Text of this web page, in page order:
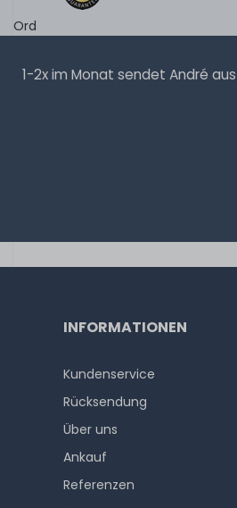
Ord
1-2x im Monat sendet André
INFORMATIONEN
Kundenservice
Rücksendung
Über uns
Ankauf
Referenzen